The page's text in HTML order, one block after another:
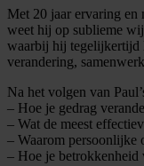
Met 20 jaar ervaring en
weet hij op sublieme
waarbij hij tegelijkertijd
verandering,
Na het volgen van
– Hoe je gedrag
– Wat de meest
– Waarom persoonlijke
– Hoe je betrokkenheid